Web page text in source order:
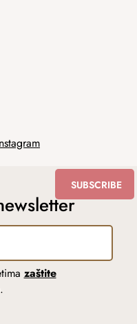
zaštite
.
SUBSCRIBE